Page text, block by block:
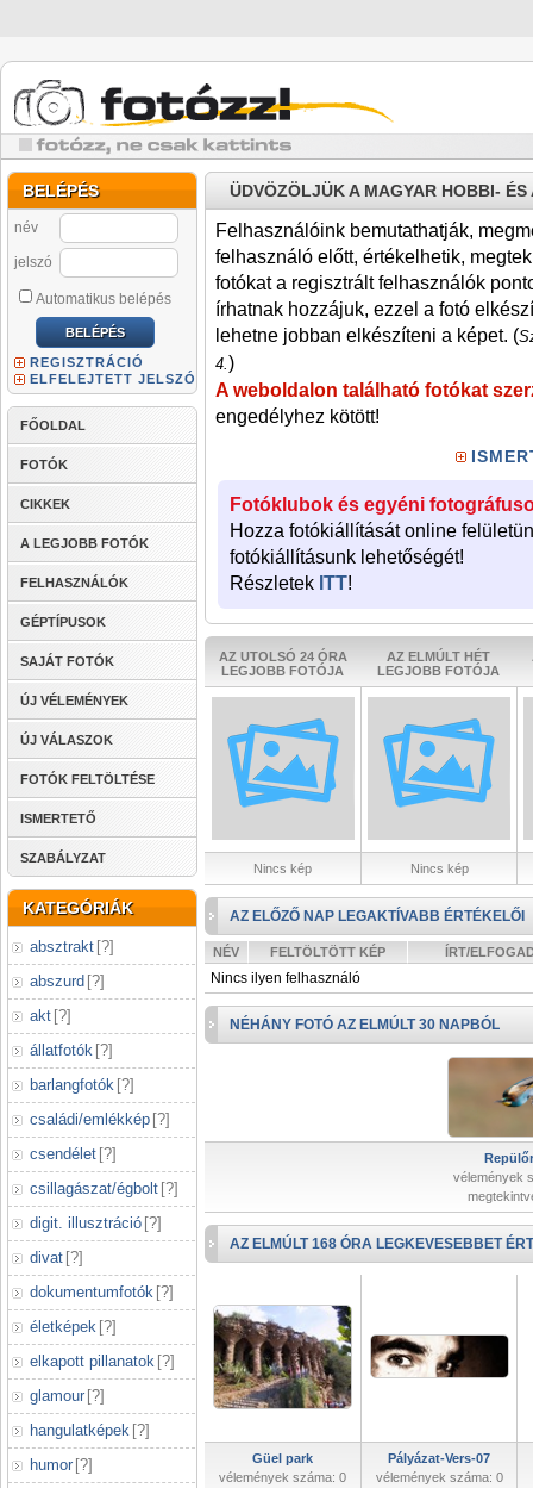
BELÉPÉS
név
jelszó
Automatikus belépés
REGISZTRÁCIÓ
ELFELEJTETT JELSZÓ
FŐOLDAL
FOTÓK
CIKKEK
A LEGJOBB FOTÓK
FELHASZNÁLÓK
GÉPTÍPUSOK
SAJÁT FOTÓK
ÚJ VÉLEMÉNYEK
ÚJ VÁLASZOK
FOTÓK FELTÖLTÉSE
ISMERTETŐ
SZABÁLYZAT
KATEGÓRIÁK
absztrakt [?]
abszurd [?]
akt [?]
állatfotók [?]
barlangfotók [?]
családi/emlékkép [?]
csendélet [?]
csillagászat/égbolt [?]
digit. illusztráció [?]
divat [?]
dokumentumfotók [?]
életképek [?]
elkapott pillanatok [?]
glamour [?]
hangulatképek [?]
humor [?]
ÜDVÖZÖLJÜK A MAGYAR HOBBI-
Felhasználóink bemutathatják,
felhasználó előtt, értékelhetik,
fotókat a regisztrált felhasználók
írhatnak hozzájuk, ezzel a fotó
lehetne jobban elkészíteni a képet. (
4.)
A weboldalon található fotókat
engedélyhez kötött!
Fotóklubok és egyéni
Hozza fotókiállítását online
fotókiállításunk lehetőségét!
Részletek ITT!
AZ UTOLSÓ 24 ÓRA
LEGJOBB FOTÓJA
AZ ELMÚLT HÉT
LEGJOBB FOTÓJA
Nincs kép Nincs kép
AZ ELŐZŐ NAP LEGAKTÍVABB ÉRTÉKELŐI
NÉV FELTÖLTÖTT KÉP ÍRT/
Nincs ilyen felhasználó
NÉHÁNY FOTÓ AZ ELMÚLT 30 NAPBÓL
vélemények
AZ ELMÚLT 168 ÓRA LEGKEVESEBBET
Güel park
vélemények száma: 0
Pályázat-Vers-07
vélemények száma: 0